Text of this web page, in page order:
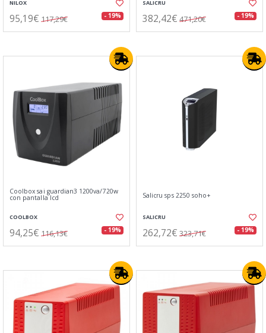
NILOX
95,19€ 117,29€ - 19%
SALICRU
382,42€ 471,20€ - 19%
Coolbox sai guardian3 1200va/720w
con pantalla lcd
COOLBOX
94,25€ 116,13€ - 19%
Salicru sps 2250 soho+
SALICRU
262,72€ 323,71€ - 19%